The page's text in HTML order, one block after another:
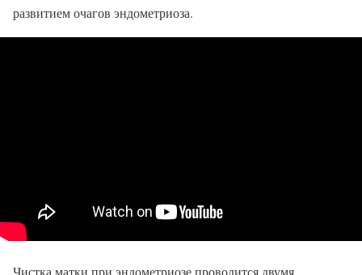
развитием очагов эндометриоза.